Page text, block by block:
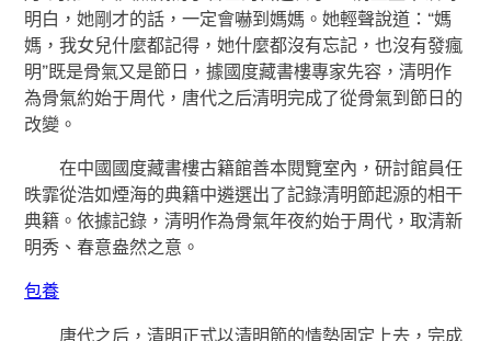
明白，她剛才的話，一定會嚇到媽媽。她輕聲說道：“媽
媽，我女兒什麼都記得，她什麼都沒有忘記，也沒有發瘋
明”既是骨氣又是節日，據國度藏書樓專家先容，清明作
為骨氣約始于周代，唐代之后清明完成了從骨氣到節日的
改變。
在中國國度藏書樓古籍館善本閱覽室內，研討館員任
昳霏從浩如煙海的典籍中遴選出了記錄清明節起源的相干
典籍。依據記錄，清明作為骨氣年夜約始于周代，取清新
明秀、春意盎然之意。
包養
唐代之后，清明正式以清明節的情勢固定上去，完成